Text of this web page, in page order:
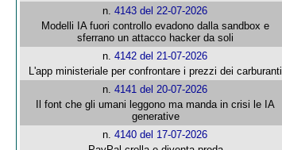
n.4143 del 22-07-2026
Modelli IA fuori controllo evadono dalla sandbox e
sferrano un attacco hacker da soli
n.4142 del 21-07-2026
L'app ministeriale per confrontare i prezzi dei carburanti
n.4141 del 20-07-2026
Il font che gli umani leggono ma manda in crisi le IA
generative
n.4140 del 17-07-2026